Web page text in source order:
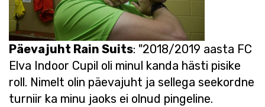
Päevajuht Rain Suits: "2018/2019 aasta FC
Elva Indoor Cupil oli minul kanda hästi pisike
roll. Nimelt olin päevajuht ja sellega seekordne
turniir ka minu jaoks ei olnud pingeline.